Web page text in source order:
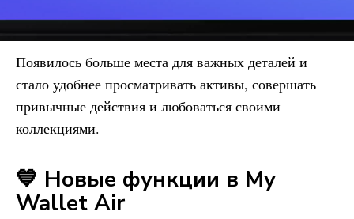
Появилось больше места для важных деталей и
стало удобнее просматривать активы, совершать
привычные действия и любоваться своими
коллекциями.
💙 Новые функции в My
Wallet Air